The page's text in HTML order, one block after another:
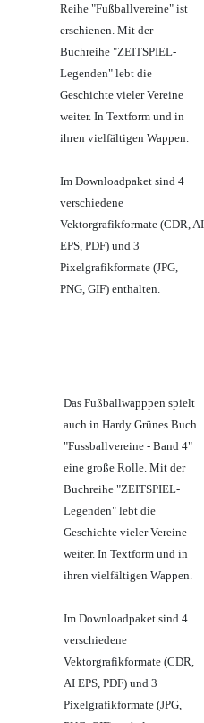
Reihe "Fußballvereine" ist
erschienen. Mit der
Buchreihe "ZEITSPIEL-
Legenden" lebt die
Geschichte vieler Vereine
weiter. In Textform und in
ihren vielfältigen Wappen.
Im Downloadpaket sind 4
verschiedene
Vektorgrafikformate (CDR, AI
EPS, PDF) und 3
Pixelgrafikformate (JPG,
PNG, GIF) enthalten.
Das Fußballwapppen spielt
auch in Hardy Grünes Buch
"Fussballvereine - Band 4"
eine große Rolle. Mit der
Buchreihe "ZEITSPIEL-
Legenden" lebt die
Geschichte vieler Vereine
weiter. In Textform und in
ihren vielfältigen Wappen.
Im Downloadpaket sind 4
verschiedene
Vektorgrafikformate (CDR,
AI EPS, PDF) und 3
Pixelgrafikformate (JPG,